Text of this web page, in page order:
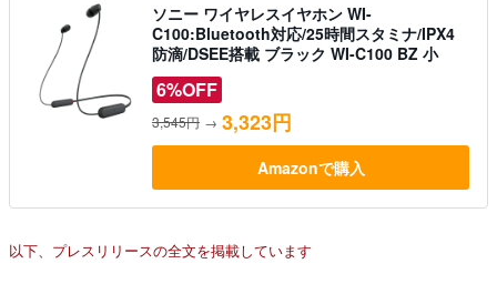
ソニー ワイヤレスイヤホン WI-
C100:Bluetooth対応/25時間スタミナ/IPX4
防滴/DSEE搭載 ブラック WI-C100 BZ 小
6%OFF
3,545円 → 3,323円
Amazonで購入
以下、プレスリリースの全文を掲載しています